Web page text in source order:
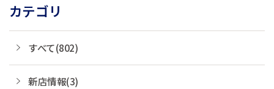
カテゴリ
すべて(802)
新店情報(3)